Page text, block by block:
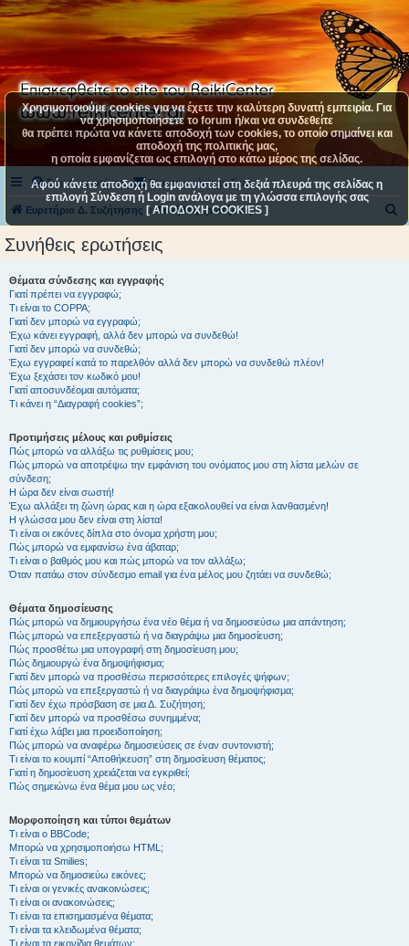
Συχνές ερωτήσεις Επικοινωνήστε μαζί μας
Ευρετήριο Δ. Συζήτησης Συνήθεις ερωτήσεις
Συνήθεις ερωτήσεις
Θέματα σύνδεσης και εγγραφής
Γιατί πρέπει να εγγραφώ;
Τι είναι το COPPA;
Γιατί δεν μπορώ να εγγραφώ;
Έχω κάνει εγγραφή, αλλά δεν μπορώ να συνδεθώ!
Γιατί δεν μπορώ να συνδεθώ;
Έχω εγγραφεί κατά το παρελθόν αλλά δεν μπορώ να συνδεθώ πλέον!
Έχω ξεχάσει τον κωδικό μου!
Γιατί αποσυνδέομαι αυτόματα;
Τι κάνει η “Διαγραφή cookies”;
Προτιμήσεις μέλους και ρυθμίσεις
Πώς μπορώ να αλλάξω τις ρυθμίσεις μου;
Πώς μπορώ να αποτρέψω την εμφάνιση του ονόματος μου στη λίστα μελών σε
σύνδεση;
Η ώρα δεν είναι σωστή!
Έχω αλλάξει τη ζώνη ώρας και η ώρα εξακολουθεί να είναι λανθασμένη!
Η γλώσσα μου δεν είναι στη λίστα!
Τι είναι οι εικόνες δίπλα στο όνομα χρήστη μου;
Πώς μπορώ να εμφανίσω ένα άβαταρ;
Τι είναι ο βαθμός μου και πώς μπορώ να τον αλλάξω;
Όταν πατάω στον σύνδεσμο email για ένα μέλος μου ζητάει να συνδεθώ;
Θέματα δημοσίευσης
Πώς μπορώ να δημιουργήσω ένα νέο θέμα ή να δημοσιεύσω μια απάντηση;
Πώς μπορώ να επεξεργαστώ ή να διαγράψω μια δημοσίευση;
Πώς προσθέτω μια υπογραφή στη δημοσίευση μου;
Πώς δημιουργώ ένα δημοψήφισμα;
Γιατί δεν μπορώ να προσθέσω περισσότερες επιλογές ψήφων;
Πώς μπορώ να επεξεργαστώ ή να διαγράψω ένα δημοψήφισμα;
Γιατί δεν έχω πρόσβαση σε μια Δ. Συζήτηση;
Γιατί δεν μπορώ να προσθέσω συνημμένα;
Γιατί έχω λάβει μια προειδοποίηση;
Πώς μπορώ να αναφέρω δημοσιεύσεις σε έναν συντονιστή;
Τι είναι το κουμπί “Αποθήκευση” στη δημοσίευση θέματος;
Γιατί η δημοσίευση χρειάζεται να εγκριθεί;
Πώς σημειώνω ένα θέμα μου ως νέο;
Μορφοποίηση και τύποι θεμάτων
Τι είναι ο BBCode;
Μπορώ να χρησιμοποιήσω HTML;
Τι είναι τα Smilies;
Μπορώ να δημοσιεύω εικόνες;
Τι είναι οι γενικές ανακοινώσεις;
Τι είναι οι ανακοινώσεις;
Τι είναι τα επισημασμένα θέματα;
Τι είναι τα κλειδωμένα θέματα;
Τι είναι τα εικονίδια θεμάτων;
Χρησιμοποιούμε cookies για να έχετε την καλύτερη δυνατή εμπειρία. Για
να χρησιμοποιήσετε το forum ή/και να συνδεθείτε
θα πρέπει πρώτα να κάνετε αποδοχή των cookies, το οποίο σημαίνει και
αποδοχή της πολιτικής μας,
η οποία εμφανίζεται ως επιλογή στο κάτω μέρος της σελίδας.
Αφού κάνετε αποδοχή θα εμφανιστεί στη δεξιά πλευρά της σελίδας η
επιλογή Σύνδεση ή Login ανάλογα με τη γλώσσα επιλογής σας
[ ΑΠΟΔΟΧΗ COOKIES ]